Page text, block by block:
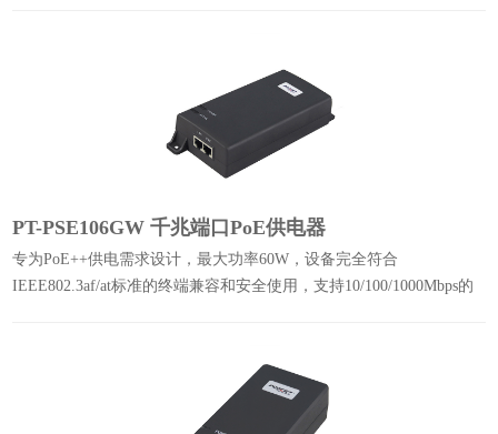
PT-PSE106GW 千兆端口PoE供电器
专为PoE++供电需求设计，最大功率60W，设备完全符合
IEEE802.3af/at标准的终端兼容和安全使用，支持10/100/1000Mbps的